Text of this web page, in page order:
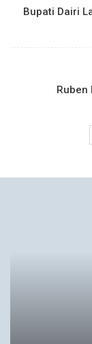
Bupati Dairi
Ruben